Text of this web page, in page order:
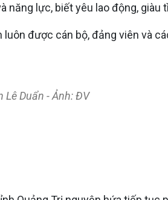
lực, biết yêu lao động, giàu
được cán bộ, đảng viên và
Lê Duẩn - Ảnh: ĐV